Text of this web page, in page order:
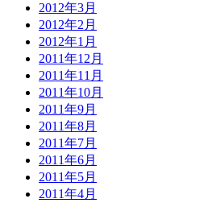
2012年3月
2012年2月
2012年1月
2011年12月
2011年11月
2011年10月
2011年9月
2011年8月
2011年7月
2011年6月
2011年5月
2011年4月